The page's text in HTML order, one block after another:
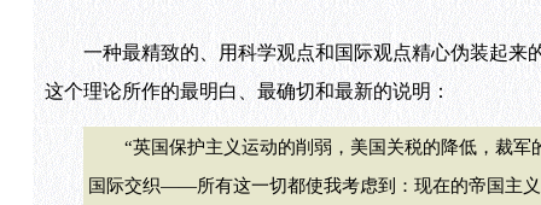
一种最精致的、用科学观点和国际观点精心伪装起来
这个理论所作的最明白、最确切和最新的说明：
“英国保护主义运动的削弱，美国关税的降低，裁军
国际交织——所有这一切都使我考虑到：现在的帝国主